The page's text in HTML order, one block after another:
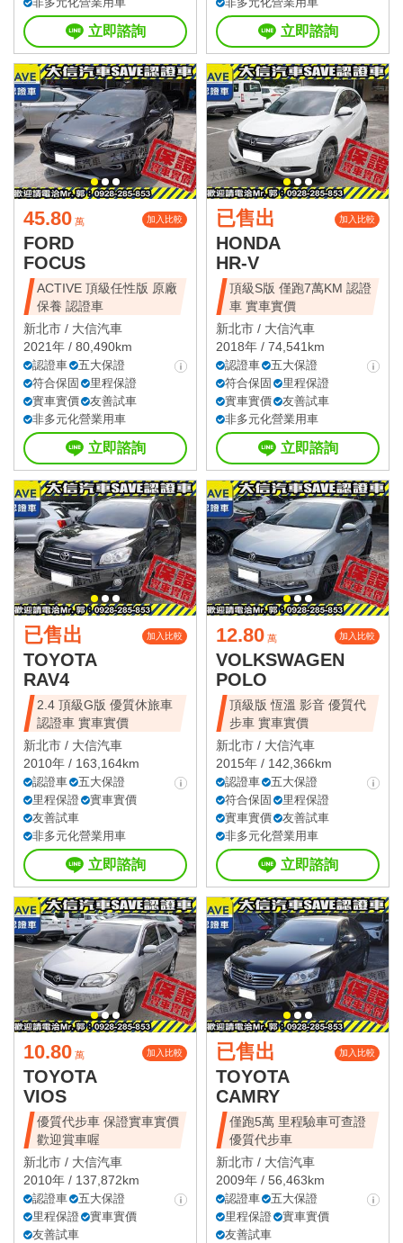
立即諮詢 立即諮詢
45.80 萬 加入比較
FORD
FOCUS
ACTIVE 頂級任性版 原廠
保養 認證車
新北市 / 大信汽車
2021年 / 80,490km
認證車
五大保證
符合保固
里程保證
實車實價
友善試車
非多元化營業用車
立即諮詢
已售出 加入比較
HONDA
HR-V
頂級S版 僅跑7萬KM 認證
車 實車實價
新北市 / 大信汽車
2018年 / 74,541km
認證車
五大保證
符合保固
里程保證
實車實價
友善試車
非多元化營業用車
立即諮詢
已售出 加入比較
TOYOTA
RAV4
2.4 頂級G版 優質休旅車
認證車 實車實價
新北市 / 大信汽車
2010年 / 163,164km
認證車
五大保證
里程保證
實車實價
友善試車
非多元化營業用車
立即諮詢
12.80 萬 加入比較
VOLKSWAGEN
POLO
頂級版 恆溫 影音 優質代
步車 實車實價
新北市 / 大信汽車
2015年 / 142,366km
認證車
五大保證
符合保固
里程保證
實車實價
友善試車
非多元化營業用車
立即諮詢
10.80 萬 加入比較
TOYOTA
VIOS
優質代步車 保證實車實價
歡迎賞車喔
新北市 / 大信汽車
2010年 / 137,872km
認證車
五大保證
里程保證
實車實價
友善試車
已售出 加入比較
TOYOTA
CAMRY
僅跑5萬 里程驗車可查證
優質代步車
新北市 / 大信汽車
2009年 / 56,463km
認證車
五大保證
里程保證
實車實價
友善試車